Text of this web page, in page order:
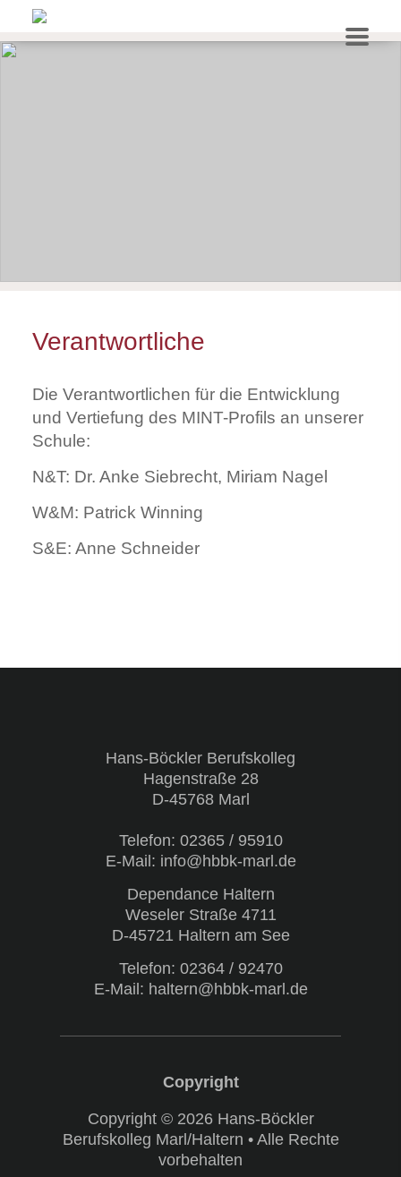
Verantwortliche
Die Verantwortlichen für die Entwicklung
und Vertiefung des MINT-Profils an unserer
Schule:
N&T: Dr. Anke Siebrecht, Miriam Nagel
W&M: Patrick Winning
S&E: Anne Schneider
Hans-Böckler Berufskolleg
Hagenstraße 28
D-45768 Marl
Telefon: 02365 / 95910
E-Mail: info@hbbk-marl.de
Dependance Haltern
Weseler Straße 4711
D-45721 Haltern am See
Telefon: 02364 / 92470
E-Mail: haltern@hbbk-marl.de
Copyright © 2026 Hans-Böckler
Berufskolleg Marl/Haltern • Alle Rechte
vorbehalten